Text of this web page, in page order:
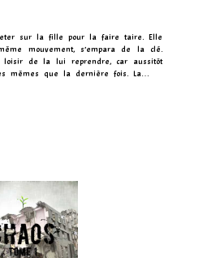
sur la fille pour la faire taire. Elle
mouvement, s’empara de la clé.
loisir de la lui reprendre, car aussitôt
mêmes que la dernière fois. La…